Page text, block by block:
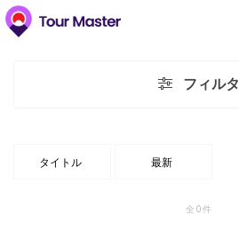
フィルタ
タイトル 最新
全0件